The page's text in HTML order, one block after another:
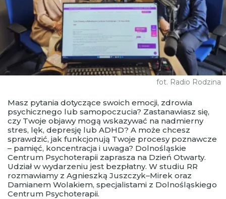
fot. Radio Rodzina
Masz pytania dotyczące swoich emocji, zdrowia
psychicznego lub samopoczucia? Zastanawiasz się,
czy Twoje objawy mogą wskazywać na nadmierny
stres, lęk, depresję lub ADHD? A może chcesz
sprawdzić, jak funkcjonują Twoje procesy poznawcze
– pamięć, koncentracja i uwaga? Dolnośląskie
Centrum Psychoterapii zaprasza na Dzień Otwarty.
Udział w wydarzeniu jest bezpłatny. W studiu RR
rozmawiamy z Agnieszką Juszczyk–Mirek oraz
Damianem Wolakiem, specjalistami z Dolnośląskiego
Centrum Psychoterapii.